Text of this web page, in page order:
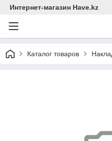
Интернет-магазин Have.kz
Каталог товаров